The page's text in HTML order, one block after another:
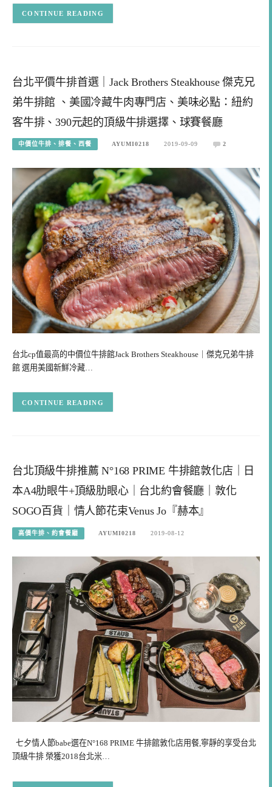
CONTINUE READING
台北平價牛排首選｜Jack Brothers Steakhouse 傑克兄
弟牛排館 、美國冷藏牛肉專門店、美味必點：紐約
客牛排、390元起的頂級牛排選擇、球賽餐廳
中價位牛排、排餐、西餐 AYUMI0218 2019-09-09 2
台北cp值最高的中價位牛排館Jack Brothers Steakhouse｜傑克兄弟牛排
館 選用美國新鮮冷藏…
CONTINUE READING
台北頂級牛排推薦 N°168 PRIME 牛排館敦化店｜日
本A4肋眼牛+頂級肋眼心｜台北約會餐廳｜敦化
SOGO百貨｜情人節花束Venus Jo『赫本』
高價牛排、約會餐廳 AYUMI0218 2019-08-12
七夕情人節babe選在N°168 PRIME 牛排館敦化店用餐,寧靜的享受台北
頂級牛排 榮獲2018台北米…